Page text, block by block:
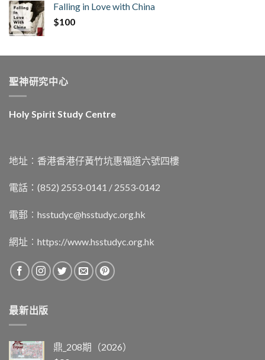
Falling in Love with China
$100
聖神研究中心
Holy Spirit Study Centre
地址︰香港香港仔黃竹坑惠福道六號四樓
電話：(852) 2553-0141 / 2553-0142
電郵︰ hsstudyc@hsstudyc.org.hk
網址︰ https://www.hsstudyc.org.hk
最新出版
鼎_208期（2026）